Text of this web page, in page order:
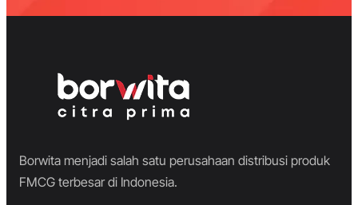
Borwita menjadi salah satu perusahaan distribusi produk
FMCG terbesar di Indonesia.